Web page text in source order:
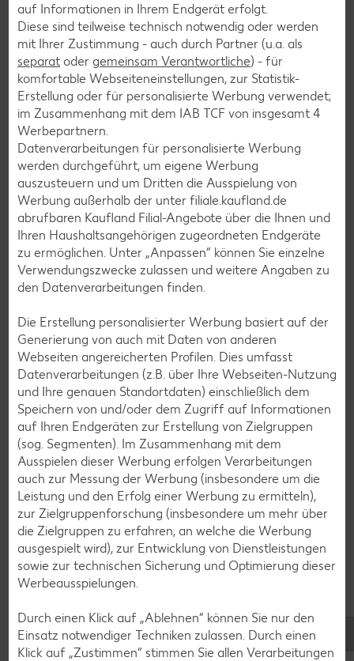
Burger-Rezepte
Pizza-Rezepte
Pasta-Rezepte
Sushi-Rezepte
Raclette-Rezepte
Flammkuchen-Rezepte
Frühstücksrezepte
Salat-Rezepte
Spargel-Rezepte
Fleisch-Rezepte
Fisch-Rezepte
Geflügel-Rezepte
Lamm-Rezepte
Grill-Rezepte
Muffin-Rezepte
Apfelkuchen-Rezepte
Schokokuchen-Rezepte
Torten-Rezepte
Eis-Rezepte
Pfannkuchen-Rezepte
Plätzchen-Rezepte
auf Informationen in Ihrem Endgerät erfolgt.
Diese sind teilweise technisch notwendig oder werden
mit Ihrer Zustimmung - auch durch Partner (u.a. als
separat oder gemeinsam Verantwortliche) - für
komfortable Webseiteneinstellungen, zur Statistik-
Erstellung oder für personalisierte Werbung verwendet;
im Zusammenhang mit dem IAB TCF von insgesamt 4
Werbepartnern.
Datenverarbeitungen für personalisierte Werbung
werden durchgeführt, um eigene Werbung
auszusteuern und um Dritten die Ausspielung von
Werbung außerhalb der unter filiale.kaufland.de
abrufbaren Kaufland Filial-Angebote über die Ihnen und
Ihren Haushaltsangehörigen zugeordneten Endgeräte
zu ermöglichen. Unter „Anpassen“ können Sie einzelne
Verwendungszwecke zulassen und weitere Angaben zu
den Datenverarbeitungen finden.
Die Erstellung personalisierter Werbung basiert auf der
Generierung von auch mit Daten von anderen
Webseiten angereicherten Profilen. Dies umfasst
Datenverarbeitungen (z.B. über Ihre Webseiten-Nutzung
und Ihre genauen Standortdaten) einschließlich dem
Speichern von und/oder dem Zugriff auf Informationen
auf Ihren Endgeräten zur Erstellung von Zielgruppen
(sog. Segmenten). Im Zusammenhang mit dem
Ausspielen dieser Werbung erfolgen Verarbeitungen
auch zur Messung der Werbung (insbesondere um die
Leistung und den Erfolg einer Werbung zu ermitteln),
zur Zielgruppenforschung (insbesondere um mehr über
die Zielgruppen zu erfahren, an welche die Werbung
ausgespielt wird), zur Entwicklung von Dienstleistungen
sowie zur technischen Sicherung und Optimierung dieser
Werbeausspielungen.
Durch einen Klick auf „Ablehnen“ können Sie nur den
Einsatz notwendiger Techniken zulassen. Durch einen
Klick auf „Zustimmen“ stimmen Sie allen Verarbeitungen